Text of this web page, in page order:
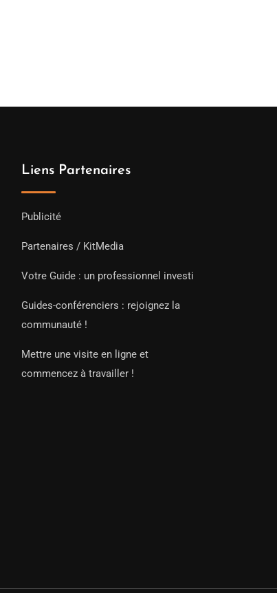
Liens Partenaires
Publicité
Partenaires / KitMedia
Votre Guide : un professionnel investi
Guides-conférenciers : rejoignez la
communauté !
Mettre une visite en ligne et
commencez à travailler !